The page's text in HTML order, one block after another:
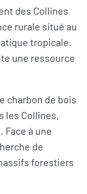
des Collines
rurale situé au
tropicale.
une ressource
charbon de bois
les Collines,
à une
de
forestiers